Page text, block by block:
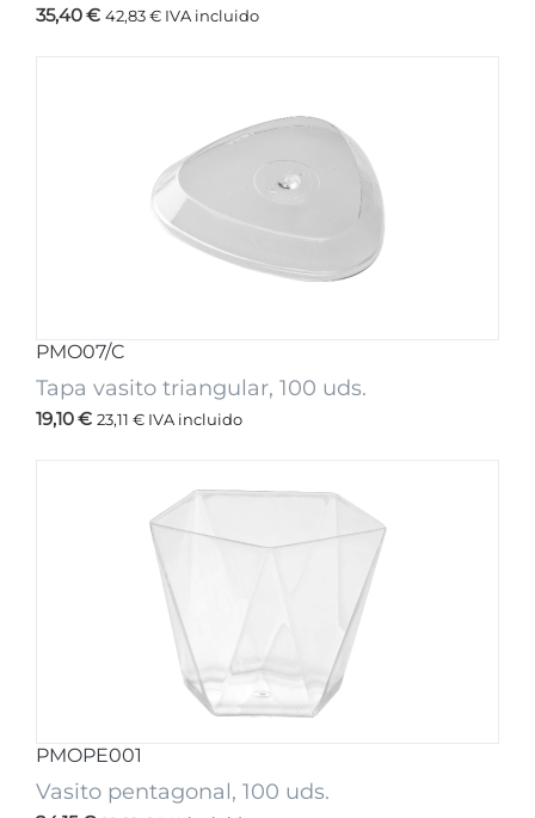
35,40€ 42,83€ IVA incluido
PMO07/C
Tapa vasito triangular, 100 uds.
19,10€ 23,11 € IVA incluido
PMOPE001
Vasito pentagonal, 100 uds.